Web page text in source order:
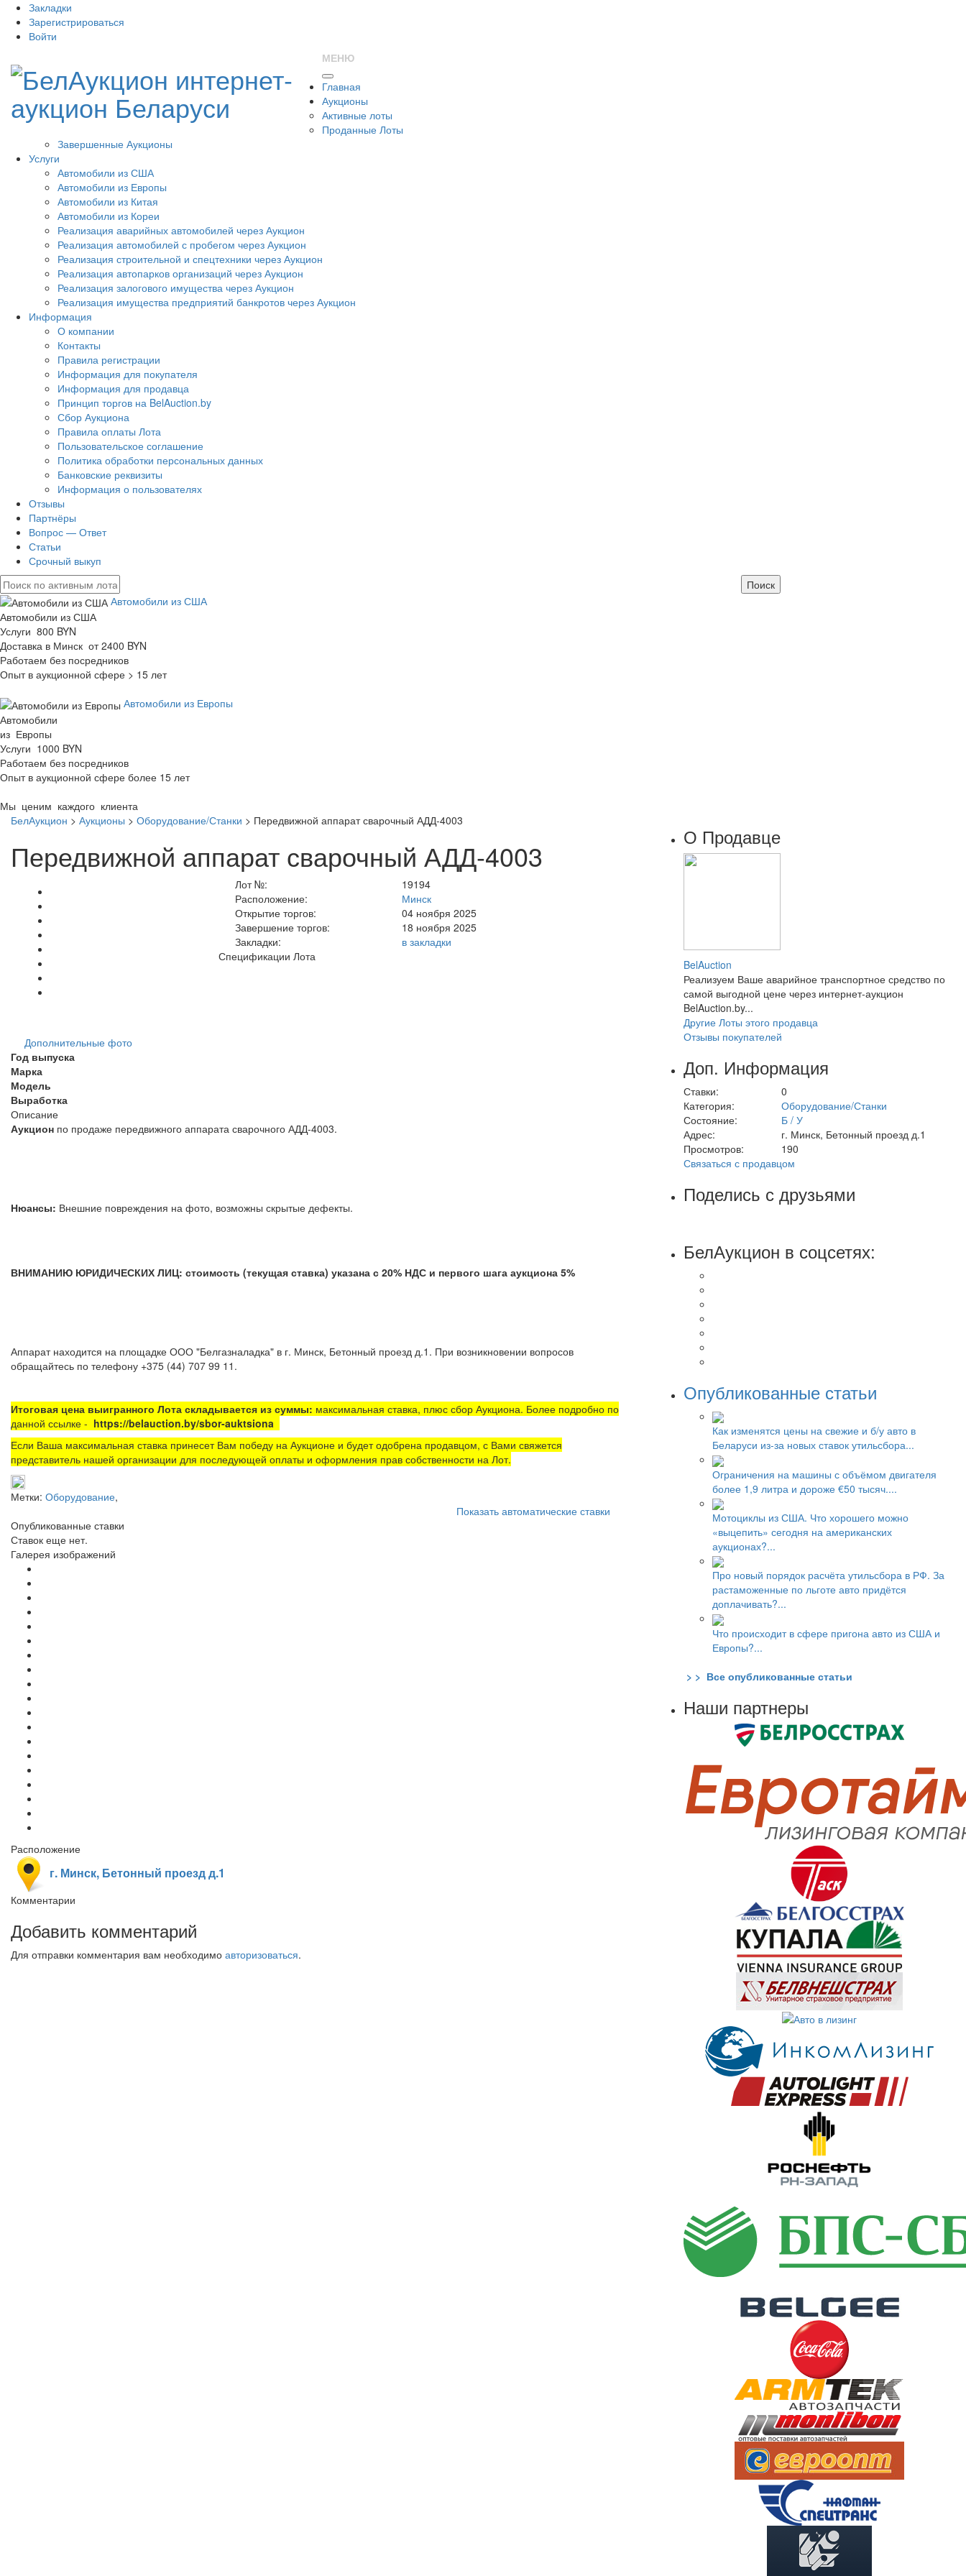
Закладки
Зарегистрироваться
Войти
МЕНЮ
Главная
Аукционы
Активные лоты
Проданные Лоты
Завершенные Аукционы
Услуги
Автомобили из США
Автомобили из Европы
Автомобили из Китая
Автомобили из Кореи
Реализация аварийных автомобилей через Аукцион
Реализация автомобилей с пробегом через Аукцион
Реализация строительной и спецтехники через Аукцион
Реализация автопарков организаций через Аукцион
Реализация залогового имущества через Аукцион
Реализация имущества предприятий банкротов через Аукцион
Информация
О компании
Контакты
Правила регистрации
Информация для покупателя
Информация для продавца
Принцип торгов на BelAuction.by
Сбор Аукциона
Правила оплаты Лота
Пользовательское соглашение
Политика обработки персональных данных
Банковские реквизиты
Информация о пользователях
Отзывы
Партнёры
Вопрос — Ответ
Статьи
Срочный выкуп
Автомобили из США
Автомобили из США
Услуги 800 BYN
Доставка в Минск от 2400 BYN
Работаем без посредников
Опыт в аукционной сфере > 15 лет
Автомобили из Европы
Автомобили
из Европы
Услуги 1000 BYN
Работаем без посредников
Опыт в аукционной сфере более 15 лет
Мы ценим каждого клиента
БелАукцион > Аукционы > Оборудование/Станки > Передвижной аппарат сварочный АДД-4003
Передвижной аппарат сварочный АДД-4003
Дополнительные фото
Лот №:
19194
Расположение:
Минск
Открытие торгов:
04 ноября 2025
Завершение торгов:
18 ноября 2025
Закладки:
в закладки
Спецификации Лота
Год выпуска
Марка
Модель
Выработка
Описание
Аукцион по продаже передвижного аппарата сварочного АДД-4003.
Нюансы: Внешние повреждения на фото, возможны скрытые дефекты.
ВНИМАНИЮ ЮРИДИЧЕСКИХ ЛИЦ: стоимость (текущая ставка) указана с 20% НДС и первого шага аукциона 5%
Аппарат находится на площадке ООО "Белгазналадка" в г. Минск, Бетонный проезд д.1. При возникновении вопросов
обращайтесь по телефону +375 (44) 707 99 11.
Итоговая цена выигранного Лота складывается из суммы: максимальная ставка, плюс сбор Аукциона. Более подробно по
данной ссылке - https://belauction.by/sbor-auktsiona
Если Ваша максимальная ставка принесет Вам победу на Аукционе и будет одобрена продавцом, с Вами свяжется
представитель нашей организации для последующей оплаты и оформления прав собственности на Лот.
Метки: Оборудование,
Показать автоматические ставки
Опубликованные ставки
Ставок еще нет.
Галерея изображений
Расположение
г. Минск, Бетонный проезд д.1
Комментарии
Добавить комментарий
Для отправки комментария вам необходимо авторизоваться.
О Продавце
BelAuction
Реализуем Ваше аварийное транспортное средство по
самой выгодной цене через интернет-аукцион
BelAuction.by...
Другие Лоты этого продавца
Отзывы покупателей
Доп. Информация
Ставки:
0
Категория:
Оборудование/Станки
Состояние:
Б / У
Адрес:
г. Минск, Бетонный проезд д.1
Просмотров:
190
Связаться с продавцом
Поделись с друзьями
БелАукцион в соцсетях:
Опубликованные статьи
Как изменятся цены на свежие и б/у авто в
Беларуси из-за новых ставок утильсбора...
Ограничения на машины с объёмом двигателя
более 1,9 литра и дороже €50 тысяч....
Мотоциклы из США. Что хорошего можно
«выцепить» сегодня на американских
аукционах?...
Про новый порядок расчёта утильсбора в РФ. За
растаможенные по льготе авто придётся
доплачивать?...
Что происходит в сфере пригона авто из США и
Европы?...
> > Все опубликованные статьи
Наши партнеры